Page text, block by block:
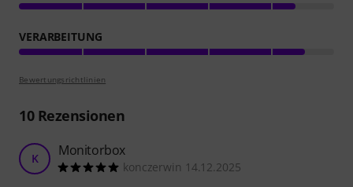
VERARBEITUNG
Bewertungsrichtlinien
10Rezensionen
K Monitorbox
konczerwin 14.12.2025